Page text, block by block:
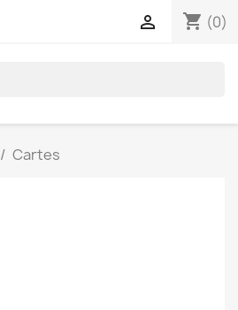
shopping_cart (0)

Cartes